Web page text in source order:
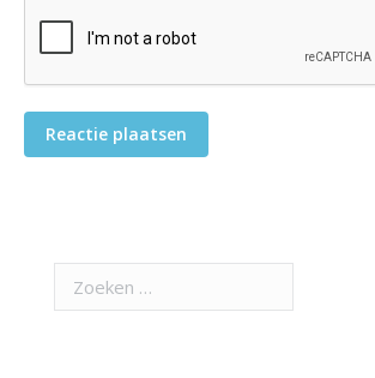
Reactie plaatsen
Search: